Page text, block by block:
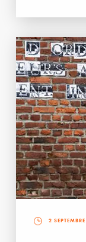
2 SEPTEMBRE